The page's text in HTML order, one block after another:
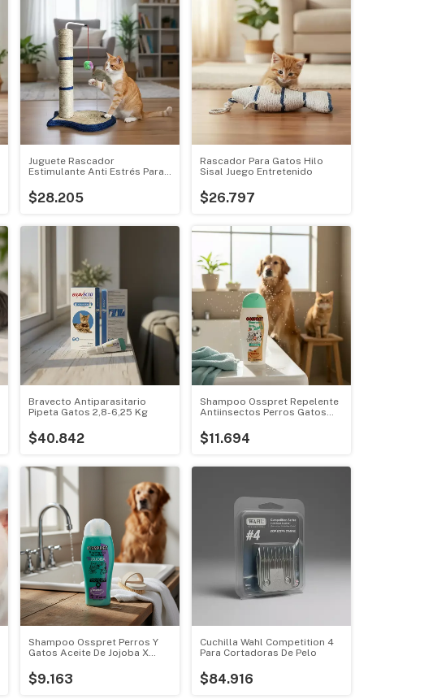
Juguete Rascador
Estimulante Anti Estrés Para
$28.205
Rascador Para Gatos Hilo
Sisal Juego Entretenido
$26.797
Bravecto Antiparasitario
Pipeta Gatos 2,8-6,25 Kg
$40.842
Shampoo Osspret Repelente
Antiinsectos Perros Gatos
$11.694
Shampoo Osspret Perros Y
Gatos Aceite De Jojoba X
$9.163
Cuchilla Wahl Competition 4
Para Cortadoras De Pelo
$84.916